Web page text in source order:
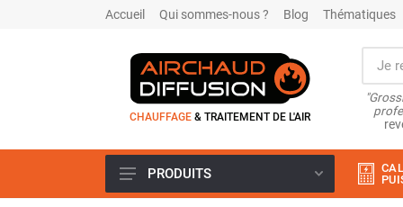
Accueil Qui sommes-nous ? Blog Thématiques
CHAUFFAGE & TRAITEMENT DE L'AIR
PRODUITS